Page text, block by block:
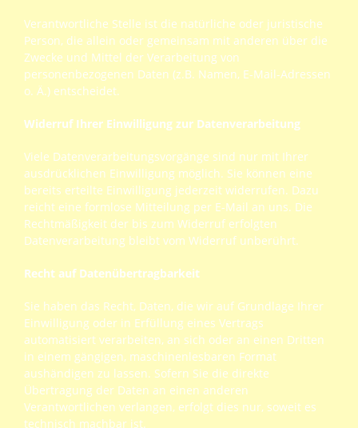
Verantwortliche Stelle ist die natürliche oder juristische
Person, die allein oder gemeinsam mit anderen über die
Zwecke und Mittel der Verarbeitung von
personenbezogenen Daten (z.B. Namen, E-Mail-Adressen
o. Ä.) entscheidet.
Widerruf Ihrer Einwilligung zur Datenverarbeitung
Viele Datenverarbeitungsvorgänge sind nur mit Ihrer
ausdrücklichen Einwilligung möglich. Sie können eine
bereits erteilte Einwilligung jederzeit widerrufen. Dazu
reicht eine formlose Mitteilung per E-Mail an uns. Die
Rechtmäßigkeit der bis zum Widerruf erfolgten
Datenverarbeitung bleibt vom Widerruf unberührt.
Recht auf Datenübertragbarkeit
Sie haben das Recht, Daten, die wir auf Grundlage Ihrer
Einwilligung oder in Erfüllung eines Vertrags
automatisiert verarbeiten, an sich oder an einen Dritten
in einem gängigen, maschinenlesbaren Format
aushändigen zu lassen. Sofern Sie die direkte
Übertragung der Daten an einen anderen
Verantwortlichen verlangen, erfolgt dies nur, soweit es
technisch machbar ist.